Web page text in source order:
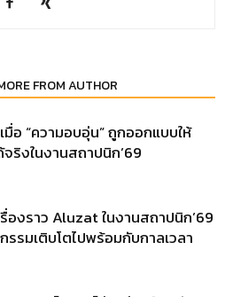
FROM AUTHOR
มื่อ “ความอบอุ่น” ถูกออกแบบให้
ริงในงานสถาปนิก’69
องราว Aluzat ในงานสถาปนิก’69
รรมเติบโตไปพร้อมกับกาลเวลา